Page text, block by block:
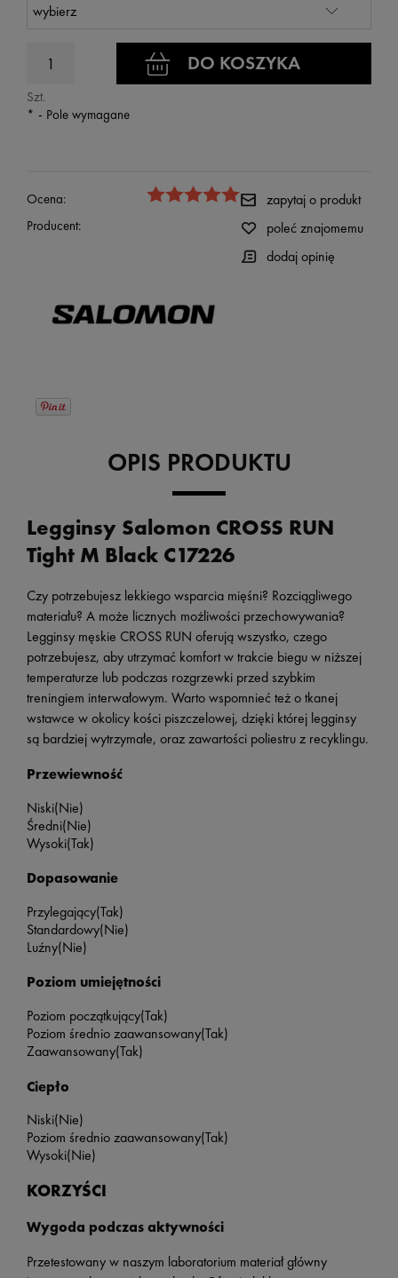
Szt.
DO KOSZYKA
* - Pole wymagane
Ocena:
Producent:
zapytaj o produkt
poleć znajomemu
dodaj opinię
OPIS PRODUKTU
Legginsy Salomon CROSS RUN
Tight M Black C17226
Czy potrzebujesz lekkiego wsparcia mięśni? Rozciągliwego
materiału? A może licznych możliwości przechowywania?
Legginsy męskie CROSS RUN oferują wszystko, czego
potrzebujesz, aby utrzymać komfort w trakcie biegu w niższej
temperaturze lub podczas rozgrzewki przed szybkim
treningiem interwałowym. Warto wspomnieć też o tkanej
wstawce w okolicy kości piszczelowej, dzięki której legginsy
są bardziej wytrzymałe, oraz zawartości poliestru z recyklingu.
Przewiewność
Niski(Nie)
Średni(Nie)
Wysoki(Tak)
Dopasowanie
Przylegający(Tak)
Standardowy(Nie)
Luźny(Nie)
Poziom umiejętności
Poziom początkujący(Tak)
Poziom średnio zaawansowany(Tak)
Zaawansowany(Tak)
Ciepło
Niski(Nie)
Poziom średnio zaawansowany(Tak)
Wysoki(Nie)
KORZYŚCI
Wygoda podczas aktywności
Przetestowany w naszym laboratorium materiał główny